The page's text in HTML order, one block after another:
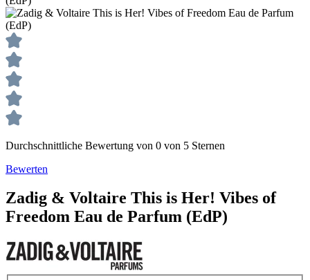
Durchschnittliche Bewertung von 0 von 5 Sternen
Bewerten
Zadig & Voltaire This is Her! Vibes of
Freedom Eau de Parfum (EdP)